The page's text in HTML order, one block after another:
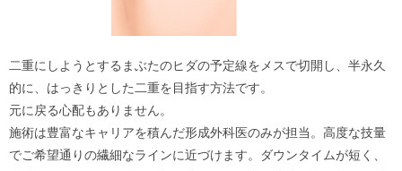
二重にしようとするまぶたのヒダの予定線をメスで切開し、半永久
的に、はっきりとした二重を目指す方法です。
元に戻る心配もありません。
施術は豊富なキャリアを積んだ形成外科医のみが担当。高度な技量
でご希望通りの繊細なラインに近づけます。ダウンタイムが短く、